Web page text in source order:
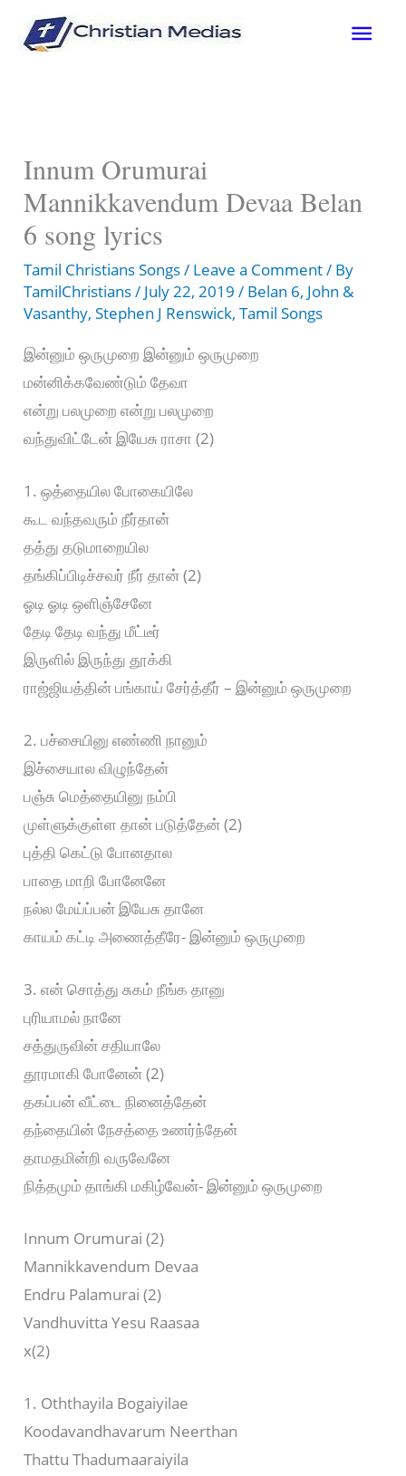
Innum Orumurai
Mannikkavendum Devaa Belan
6 song lyrics
Tamil Christians Songs/ Leave a Comment/ By
TamilChristians/ July 22, 2019/ Belan 6, John &
Vasanthy,Stephen J Renswick,Tamil Songs
இன்னும் ஒருமுறை இன்னும் ஒருமுறை
மன்னிக்கவேண்டும் தேவா
என்று பலமுறை என்று பலமுறை
வந்துவிட்டேன் இயேசு ராசா (2)
1. ஒத்தையில போகையிலே
கூட வந்தவரும் நீர்தான்
தத்து தடுமாறையில
தங்கிப்பிடிச்சவர் நீர் தான் (2)
ஓடி ஓடி ஒளிஞ்சேனே
தேடி தேடி வந்து மீட்டீர்
இருளில் இருந்து தூக்கி
ராஜ்ஜியத்தின் பங்காய் சேர்த்தீர் – இன்னும் ஒருமுறை
2. பச்சையினு எண்ணி நானும்
இச்சையால விழுந்தேன்
பஞ்சு மெத்தையினு நம்பி
முள்ளுக்குள்ள தான் படுத்தேன் (2)
புத்தி கெட்டு போனதால
பாதை மாறி போனேனே
நல்ல மேய்ப்பன் இயேசு தானே
காயம் கட்டி அணைத்தீரே- இன்னும் ஒருமுறை
3. என் சொத்து சுகம் நீங்க தானு
புரியாமல் நானே
சத்துருவின் சதியாலே
தூரமாகி போனேன் (2)
தகப்பன் வீட்டை நினைத்தேன்
தந்தையின் நேசத்தை உணர்ந்தேன்
தாமதமின்றி வருவேனே
நித்தமும் தாங்கி மகிழ்வேன்- இன்னும் ஒருமுறை
Innum Orumurai (2)
Mannikkavendum Devaa
Endru Palamurai (2)
Vandhuvitta Yesu Raasaa
x(2)
1. Oththayila Bogaiyilae
Koodavandhavarum Neerthan
Thattu Thadumaaraiyila